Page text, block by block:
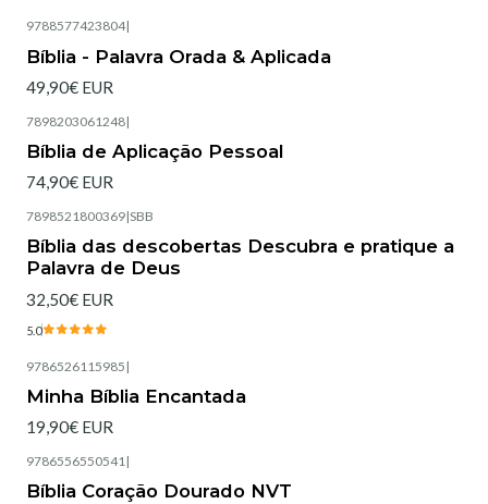
9788577423804|
Bíblia - Palavra Orada & Aplicada
49,90€ EUR
7898203061248|
Bíblia de Aplicação Pessoal
74,90€ EUR
7898521800369|SBB
Bíblia das descobertas Descubra e pratique a
Palavra de Deus
32,50€ EUR
5.0
9786526115985 |
Minha Bíblia Encantada
19,90€ EUR
9786556550541|
Bíblia Coração Dourado NVT